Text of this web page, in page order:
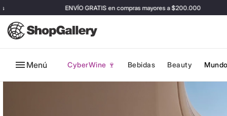
ENVÍO GRATIS en compras mayores a $200.000
Menú CyberWine 🍷 Bebidas Beauty